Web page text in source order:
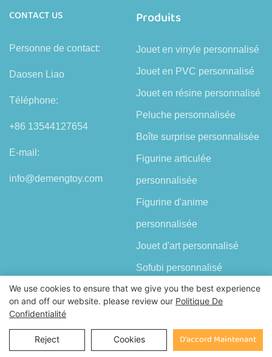
CONTACT US
Personne de contact:
Daosen Liao
Téléphone:
+86 13544127654
E-mail:
info@demengtoy.com
Produits
Jouet en vinyle personnalisé
Jouet en PVC personnalisé
Jouet en résine personnalisé
Peluche personnalisée
Boîte surprise personnalisée
Figurine articulée
personnalisée
Figurine d'anime
personnalisée
Jouet d'art personnalisé
Sofubi personnalisé
Porte-clés personnalisé
mesure
We use cookies to ensure that we give you the best experience
on and off our website. please review our Politique De
Confidentialité
Reject Cookies D'accord Maintenant
Enquête